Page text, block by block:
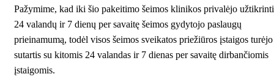
Pažymime, kad iki šio pakeitimo šeimos klinikos privalėjo užtikrinti
24 valandų ir 7 dienų per savaitę šeimos gydytojo paslaugų
prieinamumą, todėl visos šeimos sveikatos priežiūros įstaigos turėjo
sutartis su kitomis 24 valandas ir 7 dienas per savaitę dirbančiomis
įstaigomis.